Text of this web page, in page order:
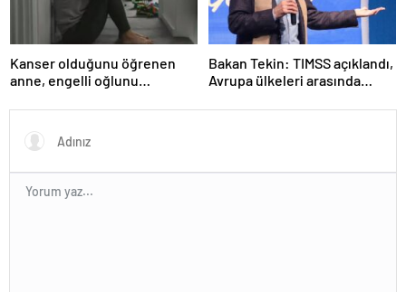
Kanser olduğunu öğrenen
anne, engelli oğlunu
Bakan Tekin: TIMSS açıklandı,
Avrupa ülkeleri arasında